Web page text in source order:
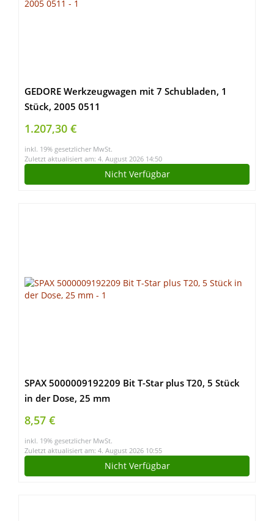
GEDORE Werkzeugwagen mit 7 Schubladen, 1
Stück, 2005 0511
1.207,30 €
inkl. 19% gesetzlicher MwSt.
Zuletzt aktualisiert am: 4. August 2026 14:50
Nicht Verfügbar
SPAX 5000009192209 Bit T-Star plus T20, 5 Stück
in der Dose, 25 mm
8,57 €
inkl. 19% gesetzlicher MwSt.
Zuletzt aktualisiert am: 4. August 2026 10:55
Nicht Verfügbar